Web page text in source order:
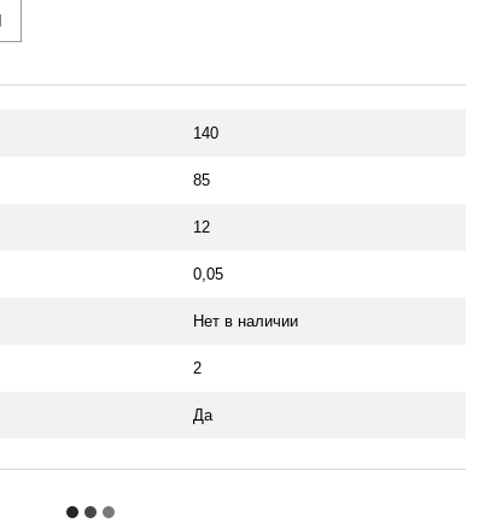
140
85
12
0,05
Нет в наличии
2
Да